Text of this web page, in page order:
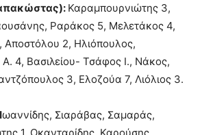
Καραμπουρνιώτης 3,
Ραράκος 5, Μελετάκος 4,
Αποστόλου 2, Ηλιόπουλος,
4, Βασιλείου- Τσάφος Ι., Νάκος,
3, Ελοζούα 7, Λιόλιος 3.
ωαννίδης, Σιαράβας, Σαμαράς,